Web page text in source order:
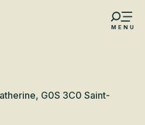
MENU
G0S 3C0 Saint-